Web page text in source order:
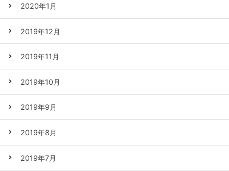
2020年1月
2019年12月
2019年11月
2019年10月
2019年9月
2019年8月
2019年7月